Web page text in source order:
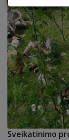
Sveikatinimo